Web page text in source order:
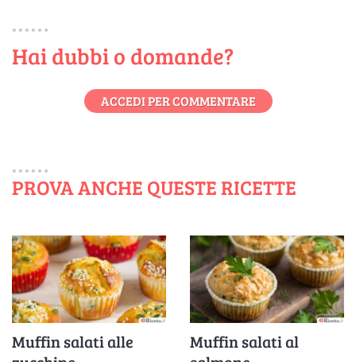
Hai dubbi o domande?
ACCEDI PER COMMENTARE
PROVA ANCHE QUESTE RICETTE
Muffin salati alle
Muffin salati al